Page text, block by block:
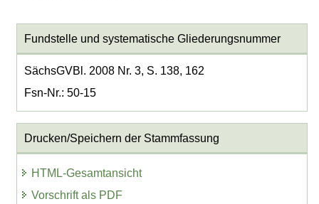
Fundstelle und systematische Gliederungsnummer
SächsGVBl. 2008 Nr. 3, S. 138, 162
Fsn-Nr.: 50-15
Drucken/Speichern der Stammfassung
HTML-Gesamtansicht
Vorschrift als PDF